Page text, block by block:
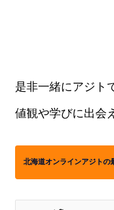
是非一緒にアジト
値観や学びに出会
北海道オンラインアジト